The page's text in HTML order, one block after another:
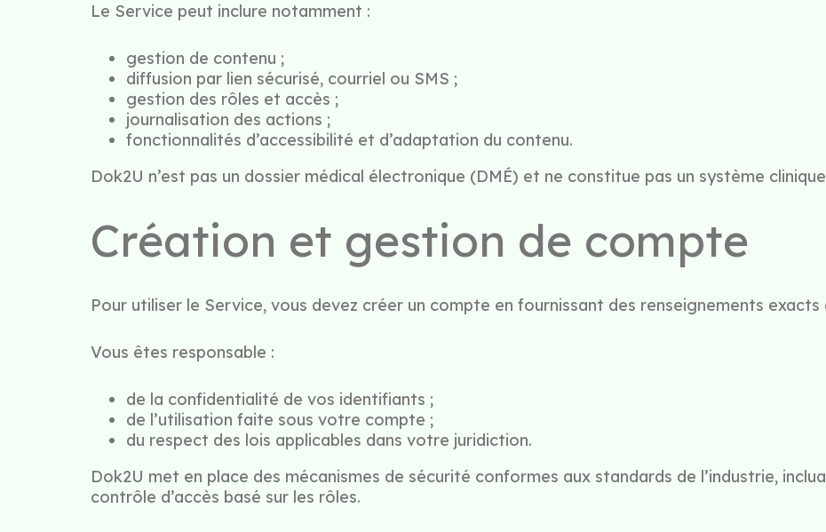
Le Service peut inclure notamment :
gestion de contenu ;
diffusion par lien sécurisé, courriel ou SMS ;
gestion des rôles et accès ;
journalisation des actions ;
fonctionnalités d’accessibilité et d’adaptation du contenu.
Dok2U n’est pas un dossier médical électronique (DMÉ) et ne constitue pas un système
Création et gestion de compte
Pour utiliser le Service, vous devez créer un compte en fournissant des renseignements
Vous êtes responsable :
de la confidentialité de vos identifiants ;
de l’utilisation faite sous votre compte ;
du respect des lois applicables dans votre juridiction.
Dok2U met en place des mécanismes de sécurité conformes aux standards de l’industrie,
contrôle d’accès basé sur les rôles.